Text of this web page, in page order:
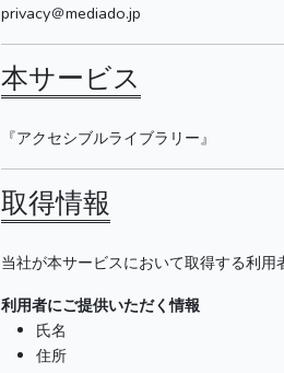
privacy＠mediado.jp
本サービス
『アクセシブルライブラリー』
取得情報
当社が本サービスにおいて取得する利用
利用者にご提供いただく情報
氏名
住所